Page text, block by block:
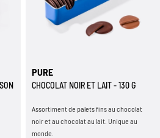
PURE
CHOCOLAT NOIR ET LAIT - 130 G
Assortiment de palets fins au chocolat
noir et au chocolat au lait. Unique au
monde.